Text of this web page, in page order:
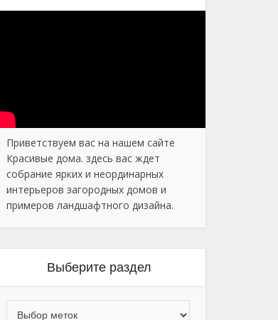
Приветствуем вас на нашем сайте
Красивые дома. здесь вас ждет
собрание ярких и неординарных
интерьеров загородных домов и
примеров ландшафтного дизайна.
Выберите раздел